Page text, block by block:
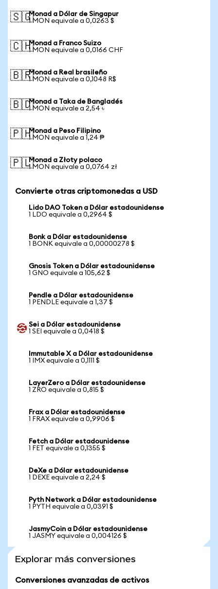
🇸🇬Monad a Dólar de Singapur
1 MON equivale a 0,0263 $
🇨🇭Monad a Franco Suizo
1 MON equivale a 0,0166 CHF
🇧🇷Monad a Real brasileño
1 MON equivale a 0,1048 R$
🇧🇩Monad a Taka de Bangladés
1 MON equivale a 2,54 ৳
🇵🇭Monad a Peso Filipino
1 MON equivale a 1,24 ₱
🇵🇱Monad a Złoty polaco
1 MON equivale a 0,0764 zł
Convierte otras criptomonedas a USD
Lido DAO Token a Dólar estadounidense
1 LDO equivale a 0,2964 $
Bonk a Dólar estadounidense
1 BONK equivale a 0,00000278 $
Gnosis Token a Dólar estadounidense
1 GNO equivale a 105,62 $
Pendle a Dólar estadounidense
1 PENDLE equivale a 1,37 $
Sei a Dólar estadounidense
1 SEI equivale a 0,0418 $
Immutable X a Dólar estadounidense
1 IMX equivale a 0,1111 $
LayerZero a Dólar estadounidense
1 ZRO equivale a 0,815 $
Frax a Dólar estadounidense
1 FRAX equivale a 0,9906 $
Fetch a Dólar estadounidense
1 FET equivale a 0,1355 $
DeXe a Dólar estadounidense
1 DEXE equivale a 2,24 $
Pyth Network a Dólar estadounidense
1 PYTH equivale a 0,0391 $
JasmyCoin a Dólar estadounidense
1 JASMY equivale a 0,004126 $
Explorar más conversiones
Conversiones avanzadas de activos